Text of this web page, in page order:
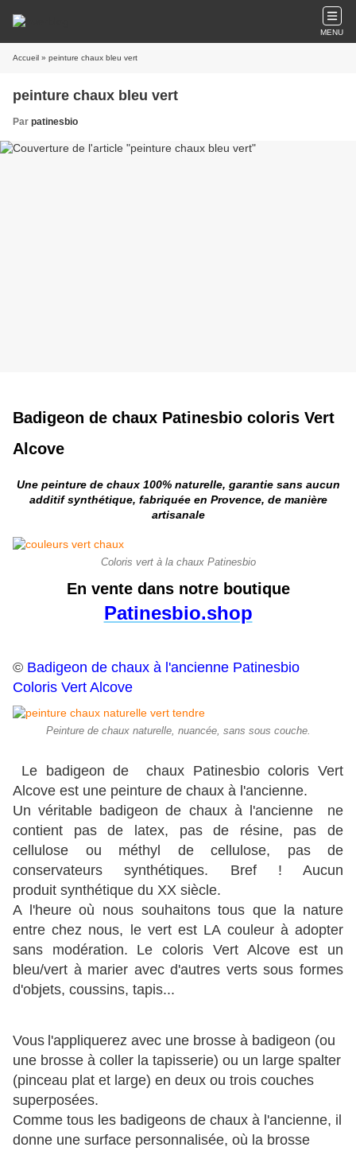
MENU
Accueil » peinture chaux bleu vert
peinture chaux bleu vert
Par patinesbio
Badigeon de chaux Patinesbio coloris Vert
Alcove
Une peinture de chaux 100% naturelle, garantie sans aucun
additif synthétique, fabriquée en Provence, de manière
artisanale
Coloris vert à la chaux Patinesbio
En vente dans notre boutique
Patinesbio.shop
© Badigeon de chaux à l'ancienne Patinesbio
Coloris Vert Alcove
Peinture de chaux naturelle, nuancée, sans sous couche.
Le badigeon de chaux Patinesbio coloris Vert
Alcove est une peinture de chaux à l'ancienne.
Un véritable badigeon de chaux à l'ancienne ne
contient pas de latex, pas de résine, pas de
cellulose ou méthyl de cellulose, pas de
conservateurs synthétiques. Bref ! Aucun
produit synthétique du XX siècle.
A l'heure où nous souhaitons tous que la nature
entre chez nous, le vert est LA couleur à adopter
sans modération. Le coloris Vert Alcove est un
bleu/vert à marier avec d'autres verts sous formes
d'objets, coussins, tapis...
Vous l'appliquerez avec une brosse à badigeon (ou
une brosse à coller la tapisserie) ou un large spalter
(pinceau plat et large) en deux ou trois couches
superposées.
Comme tous les badigeons de chaux à l'ancienne, il
donne une surface personnalisée, où la brosse